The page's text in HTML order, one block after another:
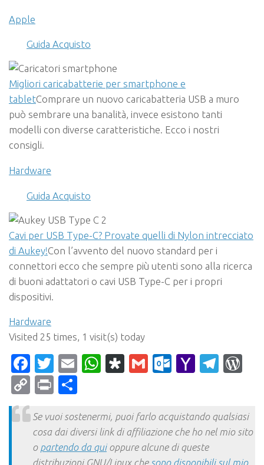
Apple
Guida Acquisto
Migliori caricabatterie per smartphone e
tabletComprare un nuovo caricabatteria USB a muro
può sembrare una banalità, invece esistono tanti
modelli con diverse caratteristiche. Ecco i nostri
consigli.
Hardware
Guida Acquisto
Cavi per USB Type-C? Provate quelli di Nylon intrecciato
di Aukey!Con l’avvento del nuovo standard per i
connettori ecco che sempre più utenti sono alla ricerca
di buoni adattatori o cavi USB Type-C per i propri
dispositivi.
Hardware
Visited 25 times, 1 visit(s) today
Facebook
Twitter
EmailWhatsApp
Diaspora
Gmail Yahoo
CopyPrint
Se vuoi sostenermi, puoi farlo acquistando qualsiasi
cosa dai diversi link di affiliazione che ho nel mio sito
o partendo da quioppure alcune di queste
distribuzioni GNU/Linux che sono disponibili sul mio